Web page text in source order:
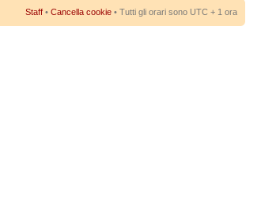
Staff • Cancella cookie • Tutti gli orari sono UTC + 1 ora